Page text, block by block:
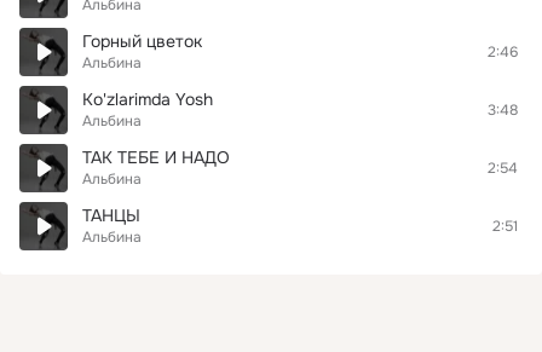
Альбина
Горный цветок
Альбина
2:46
Ko'zlarimda Yosh
Альбина
3:48
ТАК ТЕБЕ И НАДО
Альбина
2:54
ТАНЦЫ
Альбина
2:51